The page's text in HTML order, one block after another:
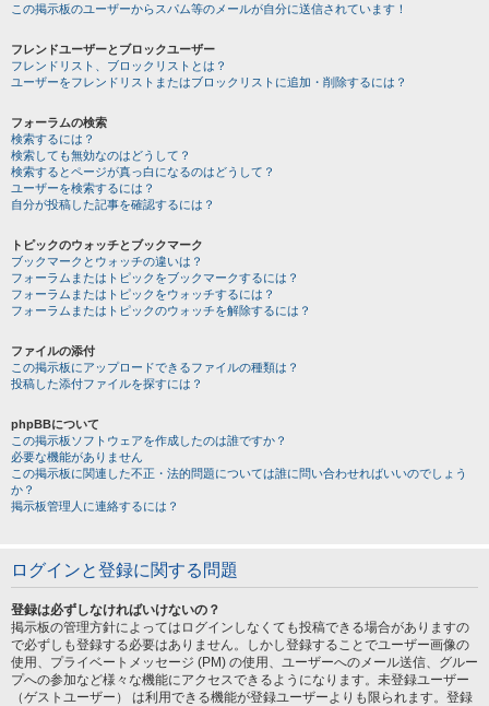
この掲示板のユーザーからスパム等のメールが自分に送信されています！
フレンドユーザーとブロックユーザー
フレンドリスト、ブロックリストとは？
ユーザーをフレンドリストまたはブロックリストに追加・削除するには？
フォーラムの検索
検索するには？
検索しても無効なのはどうして？
検索するとページが真っ白になるのはどうして？
ユーザーを検索するには？
自分が投稿した記事を確認するには？
トピックのウォッチとブックマーク
ブックマークとウォッチの違いは？
フォーラムまたはトピックをブックマークするには？
フォーラムまたはトピックをウォッチするには？
フォーラムまたはトピックのウォッチを解除するには？
ファイルの添付
この掲示板にアップロードできるファイルの種類は？
投稿した添付ファイルを探すには？
phpBBについて
この掲示板ソフトウェアを作成したのは誰ですか？
必要な機能がありません
この掲示板に関連した不正・法的問題については誰に問い合わせればいいのでしょう
か？
掲示板管理人に連絡するには？
ログインと登録に関する問題
登録は必ずしなければいけないの？
掲示板の管理方針によってはログインしなくても投稿できる場合がありますの
で必ずしも登録する必要はありません。しかし登録することでユーザー画像の
使用、プライベートメッセージ (PM) の使用、ユーザーへのメール送信、グルー
プへの参加など様々な機能にアクセスできるようになります。未登録ユーザー
（ゲストユーザー） は利用できる機能が登録ユーザーよりも限られます。登録